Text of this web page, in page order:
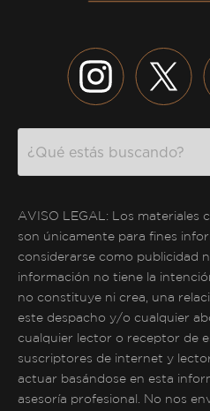
AVISO LEGAL: Los materiales
son únicamente para fines
considerarse como publicidad
información no tiene la
no constituye ni crea, una
este despacho y/o cualquier
cualquier lector o receptor de
suscriptores de internet y
actuar basándose en esta
asesoría profesional. No nos